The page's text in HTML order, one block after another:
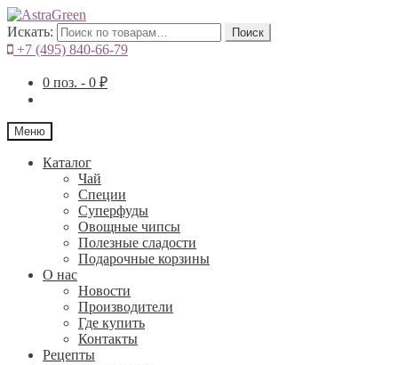
Искать: Поиск
+7 (495) 840-66-79
0 поз. - 0 ₽
Меню
Каталог
Чай
Специи
Cуперфуды
Овощные чипсы
Полезные сладости
Подарочные корзины
О нас
Новости
Производители
Где купить
Контакты
Рецепты